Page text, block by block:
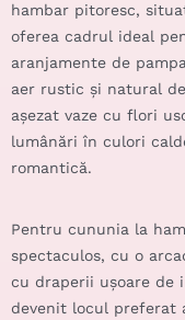
hambar pitoresc,
oferea cadrul ideal
aranjamente de
aer rustic și natural
așezat vaze cu flori
lumânări în culori
romantică.
Pentru cununia la
spectaculos, cu o
cu draperii ușoare de
devenit locul